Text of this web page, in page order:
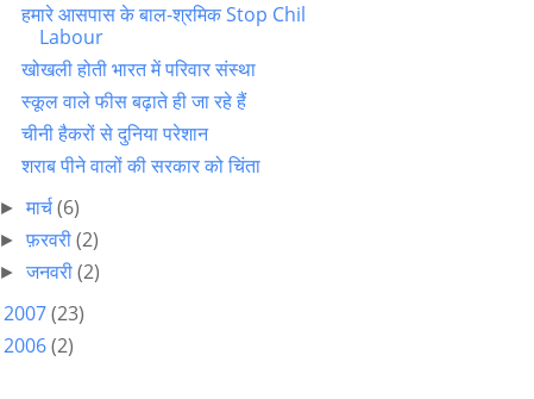
हमारे आसपास के बाल-श्रमिक Stop Chil
Labour
खोखली होती भारत में परिवार संस्था
स्कूल वाले फीस बढ़ाते ही जा रहे हैं
चीनी हैकरों से दुनिया परेशान
शराब पीने वालों की सरकार को चिंता
►मार्च(6)
►फ़रवरी(2)
►जनवरी(2)
2007(23)
2006(2)